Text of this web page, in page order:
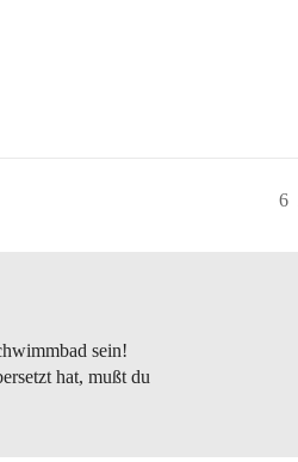
6
sein!
hat, mußt du